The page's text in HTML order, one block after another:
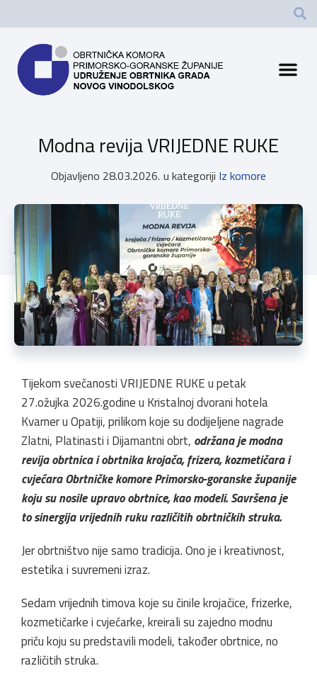
Modna revija VRIJEDNE RUKE
Objavljeno 28.03.2026. u kategoriji Iz komore
Tijekom svečanosti VRIJEDNE RUKE u petak
27.ožujka 2026.godine u Kristalnoj dvorani hotela
Kvarner u Opatiji, prilikom koje su dodijeljene nagrade
Zlatni, Platinasti i Dijamantni obrt, održana je modna
revija obrtnica i obrtnika krojača, frizera, kozmetičara i
cvjećara Obrtničke komore Primorsko-goranske županije
koju su nosile upravo obrtnice, kao modeli. Savršena je
to sinergija vrijednih ruku različitih obrtničkih struka.
Jer obrtništvo nije samo tradicija. Ono je i kreativnost,
estetika i suvremeni izraz.
Sedam vrijednih timova koje su činile krojačice, frizerke,
kozmetičarke i cvjećarke, kreirali su zajedno modnu
priču koju su predstavili modeli, također obrtnice, no
različitih struka.